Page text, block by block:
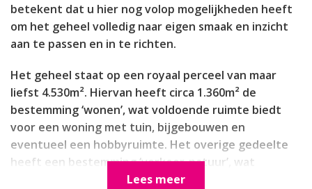
betekent dat u hier nog volop mogelijkheden heeft
om het geheel volledig naar eigen smaak en inzicht
aan te passen en in te richten.
Het geheel staat op een royaal perceel van maar
liefst 4.530m². Hiervan heeft circa 1.360m² de
bestemming ‘wonen’, wat voldoende ruimte biedt
voor een woning met tuin, bijgebouwen en
eventueel een hobbyruimte. Het overige gedeelte
heeft een bestemming ‘verkeer-natuur’, wat
bijdraagt aan het landelijke karakter en de open
Lees meer